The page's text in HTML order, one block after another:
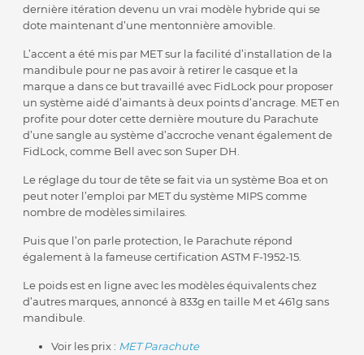
dernière itération devenu un vrai modèle hybride qui se
dote maintenant d’une mentonnière amovible.
L’accent a été mis par MET sur la facilité d’installation de la
mandibule pour ne pas avoir à retirer le casque et la
marque a dans ce but travaillé avec FidLock pour proposer
un système aidé d’aimants à deux points d’ancrage. MET en
profite pour doter cette dernière mouture du Parachute
d’une sangle au système d’accroche venant également de
FidLock, comme Bell avec son Super DH.
Le réglage du tour de tête se fait via un système Boa et on
peut noter l’emploi par MET du système MIPS comme
nombre de modèles similaires.
Puis que l’on parle protection, le Parachute répond
également à la fameuse certification ASTM F-1952-15.
Le poids est en ligne avec les modèles équivalents chez
d’autres marques, annoncé à 833g en taille M et 461g sans
mandibule.
Voir les prix : MET Parachute